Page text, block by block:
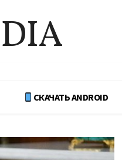
СКАЧАТЬ ANDROID